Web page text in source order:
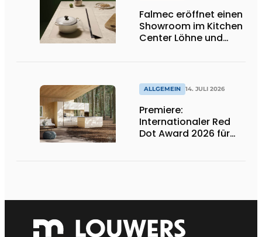
Falmec eröffnet einen
Showroom im Kitchen
Center Löhne und
ALLGEMEIN 14. JULI 2026
Premiere:
Internationaler Red
Dot Award 2026 für